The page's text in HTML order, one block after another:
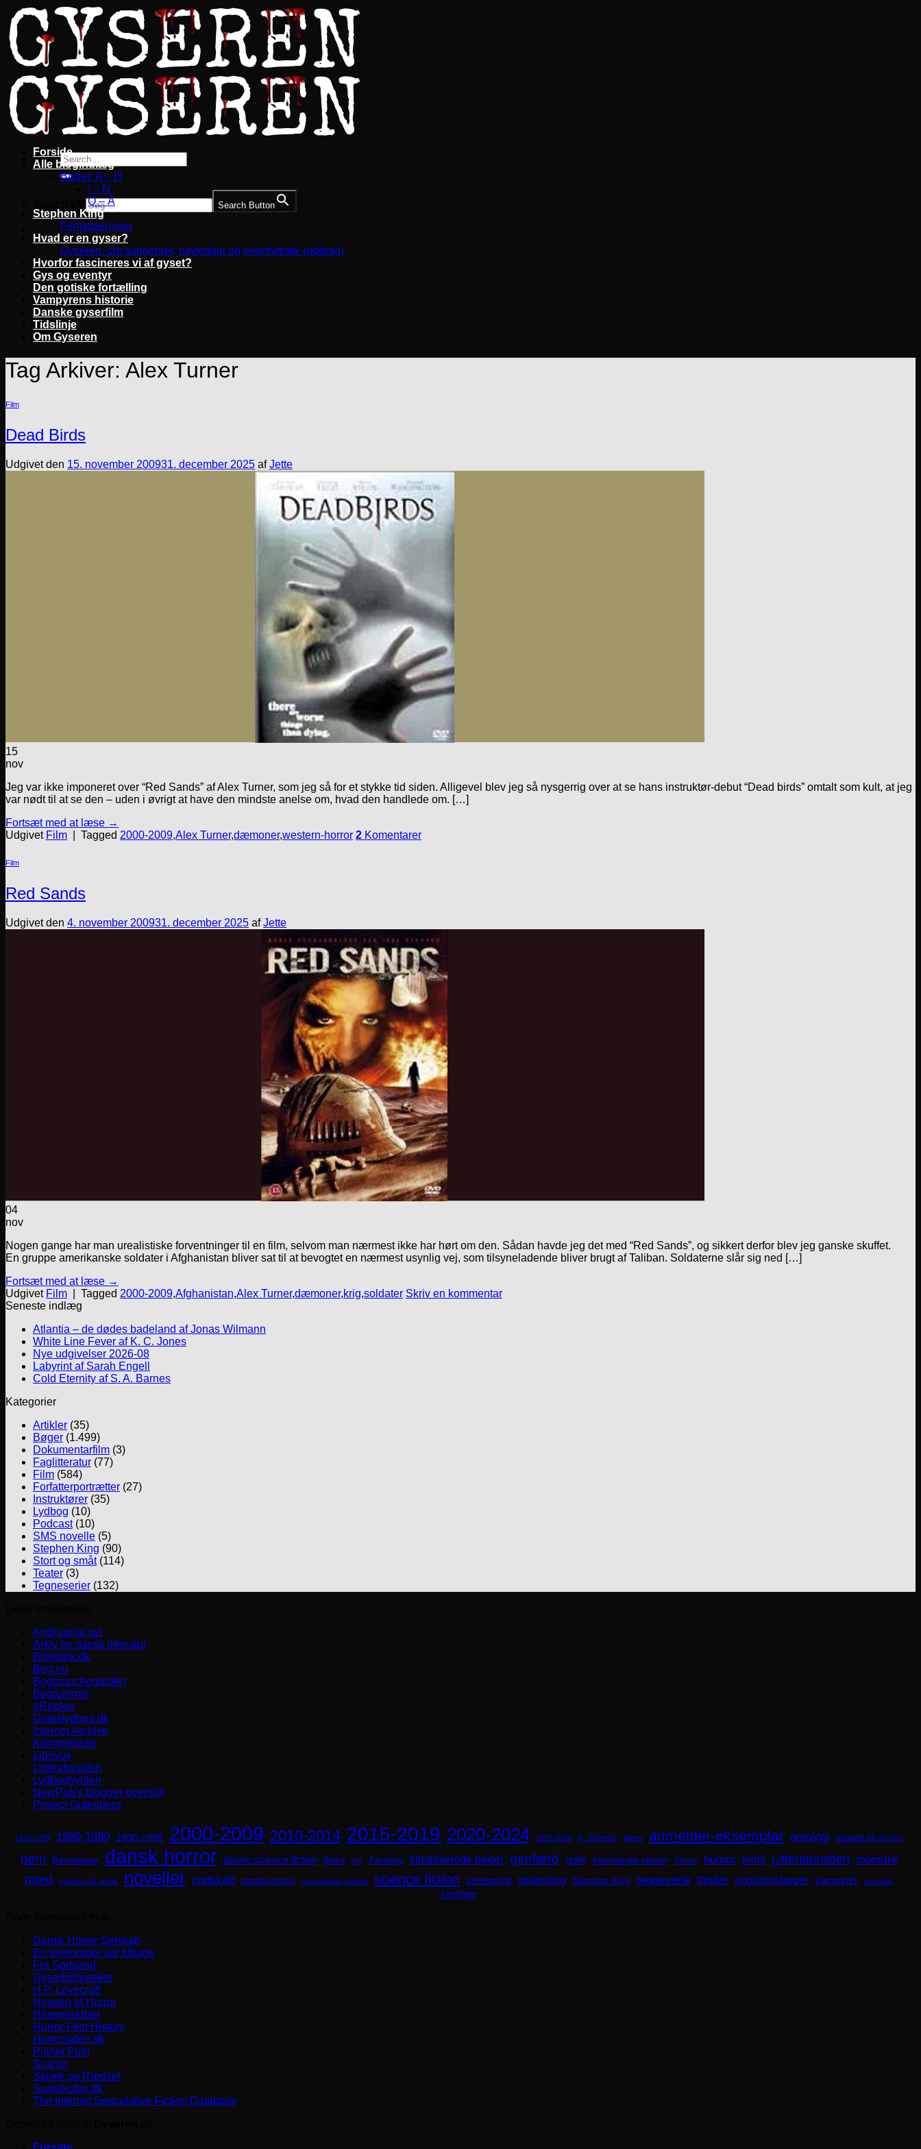
Fortsæt
til
indhold
Search Button
Forside
Alle blogindlæg
Bøger: A – H
I – N
O – Å
Stephen King
Filmatiseringer
Hvad er en gyser?
Gyseren: om subgenrer, psykologi og eventyrtræk (uddrag)
Hvorfor fascineres vi af gyset?
Gys og eventyr
Den gotiske fortælling
Vampyrens historie
Danske gyserfilm
Tidslinje
Om Gyseren
Tag Arkiver: Alex Turner
Film
Dead Birds
Udgivet den 15. november 200931. december 2025 afJette
15
nov
Jeg var ikke imponeret over “Red Sands” af Alex Turner, som jeg så for et stykke tid siden. Alligevel blev jeg så nysgerrig over at se hans instruktør-debut “Dead birds” omtalt som kult, at jeg
var nødt til at se den – uden i øvrigt at have den mindste anelse om, hvad den handlede om. […]
Fortsæt med at læse →
Udgivet Film Tagged 2000-2009,Alex Turner,dæmoner,western-horror 2 Komentarer
Film
Red Sands
Udgivet den 4. november 200931. december 2025 afJette
04
nov
Nogen gange har man urealistiske forventninger til en film, selvom man nærmest ikke har hørt om den. Sådan havde jeg det med “Red Sands”, og sikkert derfor blev jeg ganske skuffet.
En gruppe amerikanske soldater i Afghanistan bliver sat til at bevogtet en nærmest usynlig vej, som tilsyneladende bliver brugt af Taliban. Soldaterne slår sig ned […]
Fortsæt med at læse →
Udgivet Film Tagged 2000-2009,Afghanistan,Alex Turner,dæmoner,krig,soldater Skriv en kommentar
Seneste indlæg
Atlantia – de dødes badeland af Jonas Wilmann
White Line Fever af K. C. Jones
Nye udgivelser 2026-08
Labyrint af Sarah Engell
Cold Eternity af S. A. Barnes
Kategorier
Artikler (35)
Bøger (1.499)
Dokumentarfilm (3)
Faglitteratur (77)
Film (584)
Forfatterportrætter (27)
Instruktører (35)
Lydbog (10)
Podcast(10)
SMS novelle (5)
Stephen King (90)
Stort og småt(114)
Teater (3)
Tegneserier (132)
Antikvariat.net
Arkiv for dansk litteratur
Bibliotek.dk
Bog.nu
Bogbrancheguiden
Bogrummet
eReolen
Gratislydbog.dk
Internet Archive
Krimimessen
Librivox
Litteratursiden
Lydboghylden
NewPub's blogger-oversigt
Project Gutenberg
1970-1979 1980-1989 1990-1999 2000-2009 2010-2014 2015-2019 2020-2024 2025-2029 A. Silvestri Aliens anmelder-eksemplar antologi baseret på en bog
børn Børnebøger dansk horror dansk science fiction debut dyr Fantasy filmatiserede bøger genfærd gotik hjemsøgte steder horror humor krimi Litteratursiden monstre
mord naturen går amok noveller ondskab parallelverden psykologisk portræt science fiction seriemord spænding Stephen King tegneserie thriller ungdomsbøger vampyrer venskab
zombier
Dansk Horror Selskab
En lejemorder ser tilbage
Fra Sortsand
Gyserbiblioteket
H.P. Lovecraft
Heaven of Horror
Himmelskibet
Horror Film History
Horrorsiden.dk
Planet Pulp
Scaryo
Skræk og Rædsel
Superkultur.dk
The Internet Speculative Fiction Database